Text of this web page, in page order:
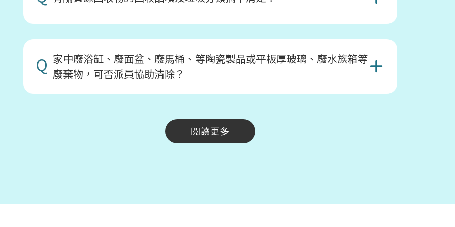
Q 家中廢浴缸、廢面盆、廢馬桶、等陶瓷製品或平板厚玻璃、廢水族箱等
廢棄物，可否派員協助清除？
閱讀更多